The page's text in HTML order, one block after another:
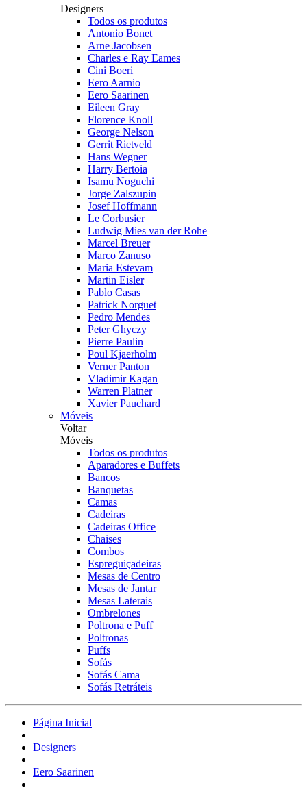
Designers
Todos os produtos
Antonio Bonet
Arne Jacobsen
Charles e Ray Eames
Cini Boeri
Eero Aarnio
Eero Saarinen
Eileen Gray
Florence Knoll
George Nelson
Gerrit Rietveld
Hans Wegner
Harry Bertoia
Isamu Noguchi
Jorge Zalszupin
Josef Hoffmann
Le Corbusier
Ludwig Mies van der Rohe
Marcel Breuer
Marco Zanuso
Maria Estevam
Martin Eisler
Pablo Casas
Patrick Norguet
Pedro Mendes
Peter Ghyczy
Pierre Paulin
Poul Kjaerholm
Verner Panton
Vladimir Kagan
Warren Platner
Xavier Pauchard
Móveis
Voltar
Móveis
Todos os produtos
Aparadores e Buffets
Bancos
Banquetas
Camas
Cadeiras
Cadeiras Office
Chaises
Combos
Espreguiçadeiras
Mesas de Centro
Mesas de Jantar
Mesas Laterais
Ombrelones
Poltrona e Puff
Poltronas
Puffs
Sofás
Sofás Cama
Sofás Retráteis
Página Inicial
Designers
Eero Saarinen